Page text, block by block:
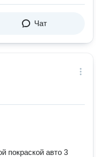
Чат
покраской авто 3